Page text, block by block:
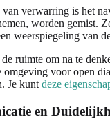
verwarring is het
worden
weerspiegeling van
ruimte om na te
voor open
Je kunt deze
en